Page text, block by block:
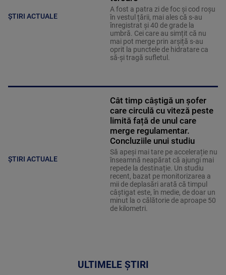
ȘTIRI ACTUALE
A fost a patra zi de foc și cod roșu
în vestul țării, mai ales că s-au
înregistrat și 40 de grade la
umbră. Cei care au simțit că nu
mai pot merge prin arșiță s-au
oprit la punctele de hidratare ca
să-și tragă sufletul.
ȘTIRI ACTUALE
Cât timp câștigă un șofer
care circulă cu viteză peste
limită față de unul care
merge regulamentar.
Concluziile unui studiu
Să apeși mai tare pe accelerație nu
înseamnă neapărat că ajungi mai
repede la destinație. Un studiu
recent, bazat pe monitorizarea a
mii de deplasări arată că timpul
câștigat este, în medie, de doar un
minut la o călătorie de aproape 50
de kilometri.
ULTIMELE ȘTIRI